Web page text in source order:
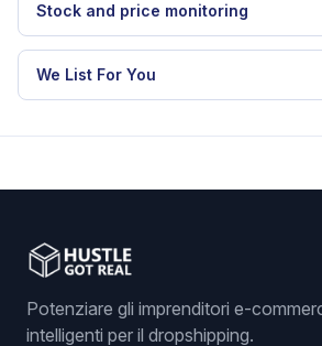
Stock and price monitoring
We List For You
Potenziare gli imprenditori e-
intelligenti per il dropshipping.